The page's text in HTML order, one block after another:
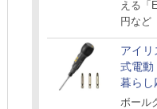
える「
円など
アイリ
式電動
暮らし
場
ボール